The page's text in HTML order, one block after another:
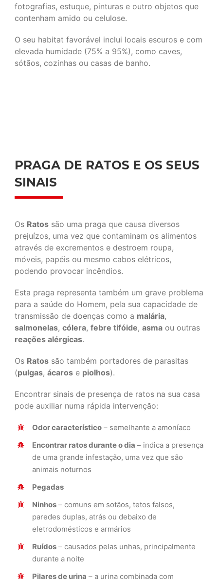
fotografias, estuque, pinturas e outro objetos que
contenham amido ou celulose.
O seu habitat favorável inclui locais escuros e com
elevada humidade (75% a 95%), como caves,
sótãos, cozinhas ou casas de banho.
PRAGA DE RATOS E OS SEUS
SINAIS
Os Ratos são uma praga que causa diversos
prejuízos, uma vez que contaminam os alimentos
através de excrementos e destroem roupa,
móveis, papéis ou mesmo cabos elétricos,
podendo provocar incêndios.
Esta praga representa também um grave problema
para a saúde do Homem, pela sua capacidade de
transmissão de doenças como a malária,
salmonelas, cólera, febre tifóide, asma ou outras
reações alérgicas.
Os Ratos são também portadores de parasitas
(pulgas, ácaros e piolhos).
Encontrar sinais de presença de ratos na sua casa
pode auxiliar numa rápida intervenção:
Odor característico – semelhante a amoníaco
Encontrar ratos durante o dia – indica a presença
de uma grande infestação, uma vez que são
animais noturnos
Pegadas
Ninhos – comuns em sotãos, tetos falsos,
paredes duplas, atrás ou debaixo de
eletrodomésticos e armários
Ruídos – causados pelas unhas, principalmente
durante a noite
Pilares de urina – a urina combinada com